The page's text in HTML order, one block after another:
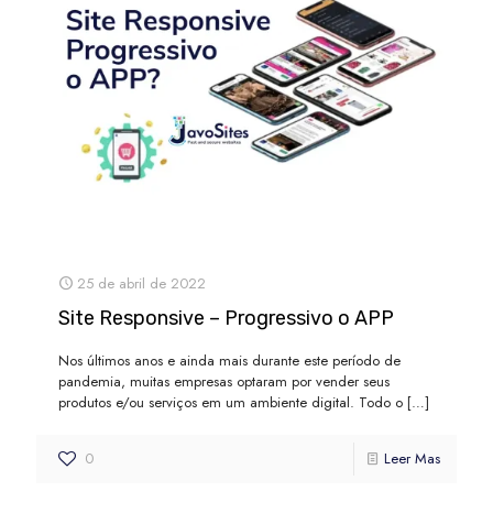
25 de abril de 2022
Site Responsive – Progressivo o APP
Nos últimos anos e ainda mais durante este período de
pandemia, muitas empresas optaram por vender seus
produtos e/ou serviços em um ambiente digital. Todo o […]
0 Leer Mas